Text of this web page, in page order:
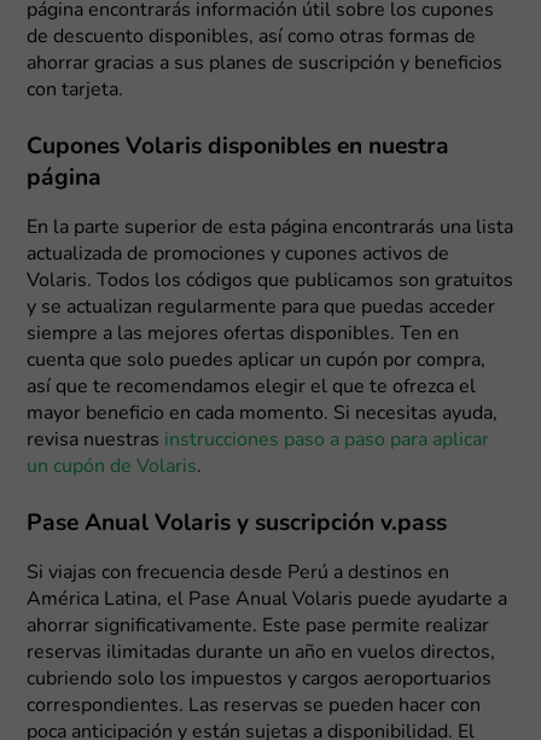
página encontrarás información útil sobre los cupones
de descuento disponibles, así como otras formas de
ahorrar gracias a sus planes de suscripción y beneficios
con tarjeta.
Cupones Volaris disponibles en nuestra
página
En la parte superior de esta página encontrarás una lista
actualizada de promociones y cupones activos de
Volaris. Todos los códigos que publicamos son gratuitos
y se actualizan regularmente para que puedas acceder
siempre a las mejores ofertas disponibles. Ten en
cuenta que solo puedes aplicar un cupón por compra,
así que te recomendamos elegir el que te ofrezca el
mayor beneficio en cada momento. Si necesitas ayuda,
revisa nuestras instrucciones paso a paso para aplicar
un cupón de Volaris.
Pase Anual Volaris y suscripción v.pass
Si viajas con frecuencia desde Perú a destinos en
América Latina, el Pase Anual Volaris puede ayudarte a
ahorrar significativamente. Este pase permite realizar
reservas ilimitadas durante un año en vuelos directos,
cubriendo solo los impuestos y cargos aeroportuarios
correspondientes. Las reservas se pueden hacer con
poca anticipación y están sujetas a disponibilidad. El